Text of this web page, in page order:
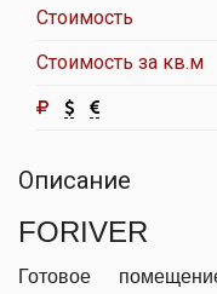
Стоимость
Стоимость за кв.м
Описание
FORIVER
Готовое